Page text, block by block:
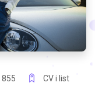
855
CV i list